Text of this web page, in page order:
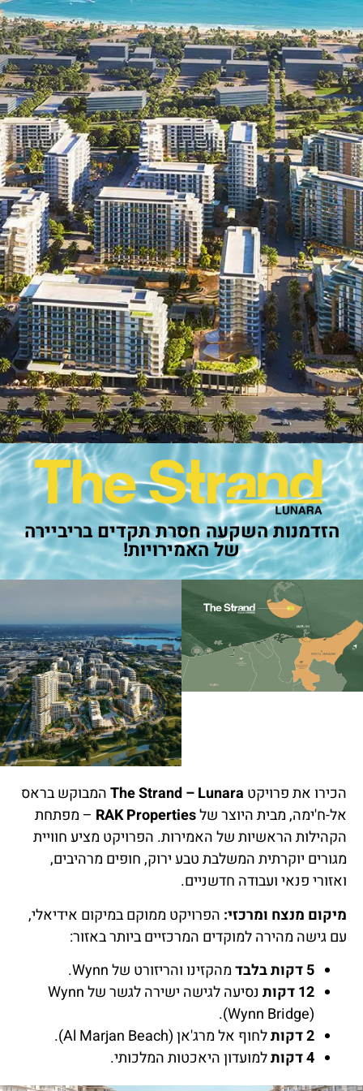
הזדמנות השקעה חסרת תקדים בריביירה
של האמירויות!
הכירו את פרויקט The Strand – Lunaraהמבוקש בראס
אל-ח'ימה, מבית היוצר שלRAK Properties – מפתחת
הקהילות הראשיות של האמירות. הפרויקט מציע חוויית
מגורים יוקרתית המשלבת טבע ירוק, חופים מרהיבים,
ואזורי פנאי ועבודה חדשניים.
מיקום מנצח ומרכזי: הפרויקט ממוקם במיקום אידיאלי,
עם גישה מהירה למוקדים המרכזיים ביותר באזור:
5 דקות בלבד
מהקזינו והריזורט של Wynn.
12 דקות
נסיעה לגישה ישירה לגשר של Wynn
(Wynn Bridge).
2 דקות
לחוף אל מרג'אן (Al Marjan Beach).
4 דקות
למועדון היאכטות המלכותי.